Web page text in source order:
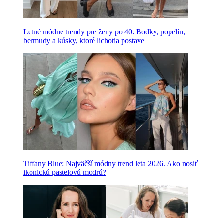
Letné módne trendy pre ženy po 40: Bodky, popelín,
bermudy a kúsky, ktoré lichotia postave
Tiffany Blue: Najväčší módny trend leta 2026. Ako nosiť
ikonickú pastelovú modrú?